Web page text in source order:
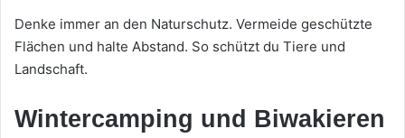
Denke immer an den Naturschutz. Vermeide geschützte
Flächen und halte Abstand. So schützt du Tiere und
Landschaft.
Wintercamping und Biwakieren